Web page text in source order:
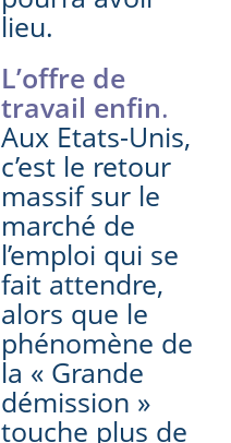
lieu.
L’offre de
travail enfin.
Aux Etats-Unis,
c’est le retour
massif sur le
marché de
l’emploi qui se
fait attendre,
alors que le
phénomène de
la « Grande
démission »
touche plus de